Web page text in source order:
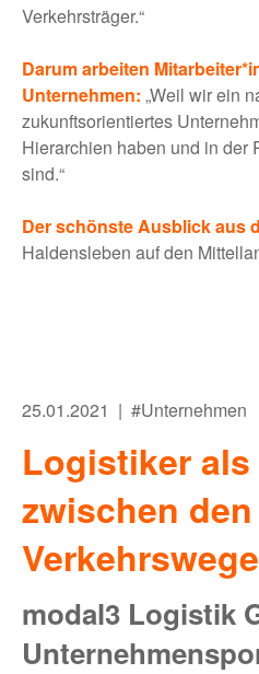
BLOG
MEHR
Media
Verkehrsträger.“
Darum arbeiten
Unternehmen: „Weil wir ein
zukunftsorientiertes
Hierarchien haben und in der
sind.“
Der schönste Ausblick aus
Haldensleben auf den
25.01.2021 | #Unternehmen
Logistiker
zwischen den
modal3 Logistik